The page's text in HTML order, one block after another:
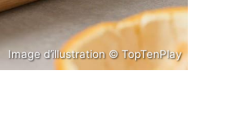
Image d’illustration © TopTenPlay